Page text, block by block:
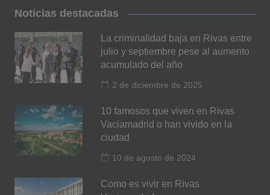
Noticias destacadas
La criminalidad baja en Rivas entre
julio y septiembre pese al aumento
acumulado del año
2 de diciembre de 2025
10 famosos que viven en Rivas
Vaciamadrid o han vivido en la
ciudad
10 de agosto de 2024
Como es vivir en Rivas